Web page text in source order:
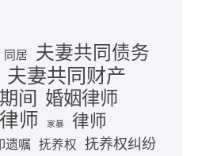
同居 夫妻共同债务
夫妻共同财产
间 婚姻律师
师 家暴 律师
遗嘱 抚养权 抚养权纠纷